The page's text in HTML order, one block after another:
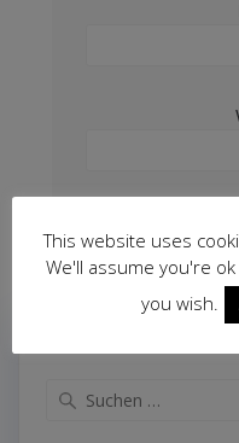
This website uses
We'll assume you're
you wish.